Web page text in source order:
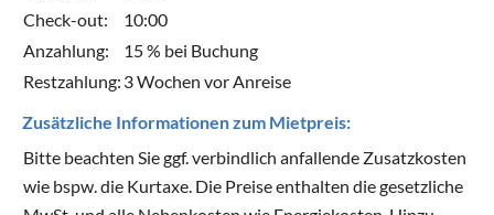
Check-out:
10:00
Anzahlung:
15 % bei Buchung
Restzahlung: 3 Wochen vor Anreise
Zusätzliche Informationen zum Mietpreis:
Bitte beachten Sie ggf. verbindlich anfallende Zusatzkosten
wie bspw. die Kurtaxe. Die Preise enthalten die gesetzliche